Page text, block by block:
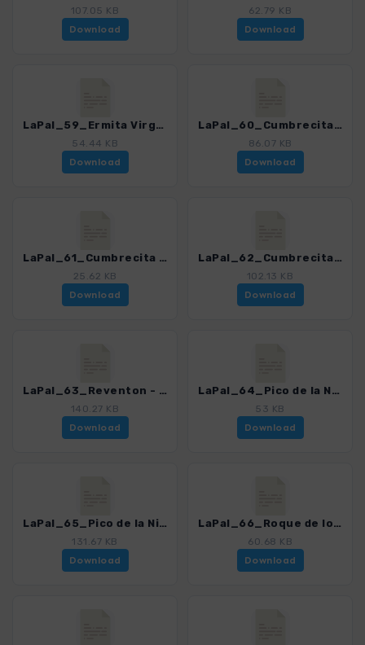
107.05 KB
Download
62.79 KB
Download
LaPal_59_Ermita Virgen del Pino - Cumbrecita_4246_17.gpx
54.44 KB
Download
LaPal_60_Cumbrecita - Los Llanos_4246_17.gpx
86.07 KB
Download
LaPal_61_Cumbrecita - Mirador de las Chozas_4246_17.gpx
25.62 KB
Download
LaPal_62_Cumbrecita - Escuchadero - Playa de Taburiente_4246_17.gpx
102.13 KB
Download
LaPal_63_Reventon - Refugio de la Punta de los Roques_4246_17.gpx
140.27 KB
Download
LaPal_64_Pico de la Nieve_4246_17.gpx
53 KB
Download
LaPal_65_Pico de la Nieve - Ermita Virgen del Pino_4246_17.gpx
131.67 KB
Download
LaPal_66_Roque de los Muchachos_4246_17.gpx
60.68 KB
Download